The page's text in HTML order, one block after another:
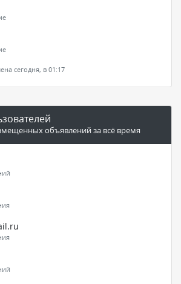
сегодня, в 01:17
объявлений за всё время